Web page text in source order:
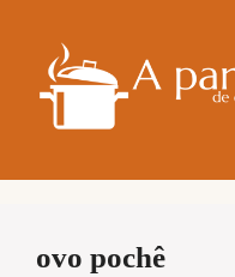
conteúdo
ovo pochê